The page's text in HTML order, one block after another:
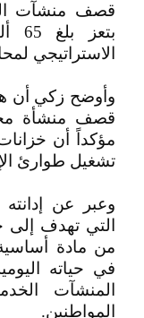
قصف منشآت
الاستراتيجي
وأوضح زكي أن
قصف منشأة
مؤكداً أن
تشغيل طوارئ
وعبر عن إدانته
التي تهدف
من مادة
في حياته
المنشآت
المواطنين.